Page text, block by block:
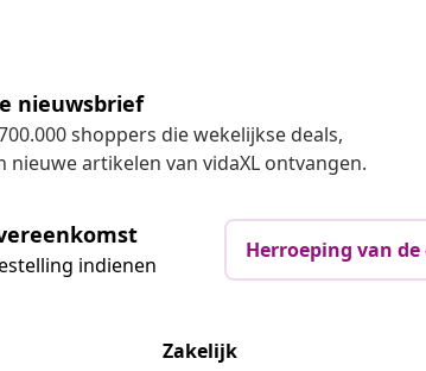
nieuwsbrief
shoppers die wekelijkse deals,
nieuwe artikelen van vidaXL ontvangen.
indienen
Herroeping van
Zakelijk